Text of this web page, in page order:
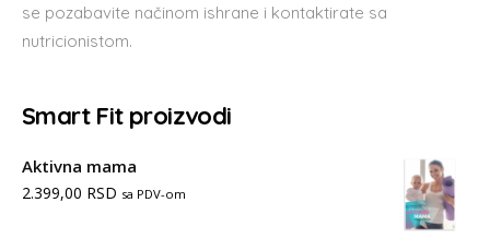
se pozabavite načinom ishrane i kontaktirate sa
nutricionistom.
Smart Fit proizvodi
Aktivna mama
2.399,00 RSD sa PDV-om